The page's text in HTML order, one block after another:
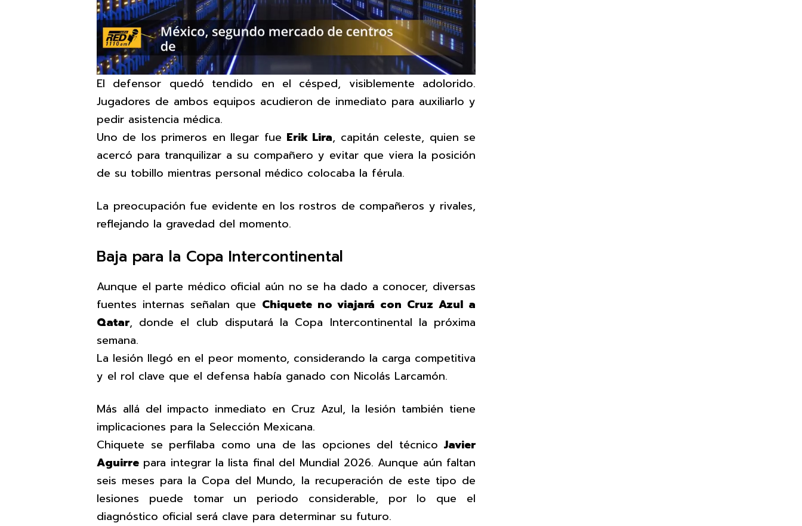
El defensor quedó tendido en el césped, visiblemente adolorido.
Jugadores de ambos equipos acudieron de inmediato para auxiliarlo y
pedir asistencia médica.
Uno de los primeros en llegar fue Erik Lira, capitán celeste, quien se
acercó para tranquilizar a su compañero y evitar que viera la posición
de su tobillo mientras personal médico colocaba la férula.
La preocupación fue evidente en los rostros de compañeros y rivales,
reflejando la gravedad del momento.
Baja para la Copa Intercontinental
Aunque el parte médico oficial aún no se ha dado a conocer, diversas
fuentes internas señalan que Chiquete no viajará con Cruz Azul a
Qatar, donde el club disputará la Copa Intercontinental la próxima
semana.
La lesión llegó en el peor momento, considerando la carga competitiva
y el rol clave que el defensa había ganado con Nicolás Larcamón.
Más allá del impacto inmediato en Cruz Azul, la lesión también tiene
implicaciones para la Selección Mexicana.
Chiquete se perfilaba como una de las opciones del técnico Javier
Aguirre para integrar la lista final del Mundial 2026. Aunque aún faltan
seis meses para la Copa del Mundo, la recuperación de este tipo de
lesiones puede tomar un periodo considerable, por lo que el
diagnóstico oficial será clave para determinar su futuro.